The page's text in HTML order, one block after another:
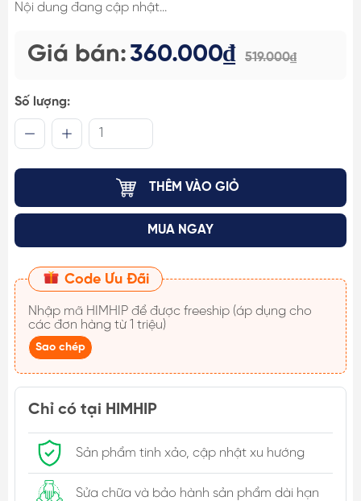
Nội dung đang cập nhật...
Giá bán:360.000₫ 519.000₫
Số lượng:
THÊM VÀO GIỎ
MUA NGAY
Code Ưu Đãi
Nhập mã HIMHIP
các đơn hàng từ 1 triệu)
Sao chép
Chỉ có tại HIMHIP
Sản phẩm tinh xảo, cập nhật xu hướng
Sửa chữa và bảo hành sản phẩm dài hạn